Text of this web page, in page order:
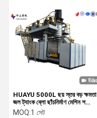
HUAYU 5000L ছয় স্তর বড় ক্ষমতা
জল ট্যাংক ব্লো ছাঁচনির্মাণ মেশিন শক্তি
দক্ষ সঙ্গে
MOQ:1 সেট